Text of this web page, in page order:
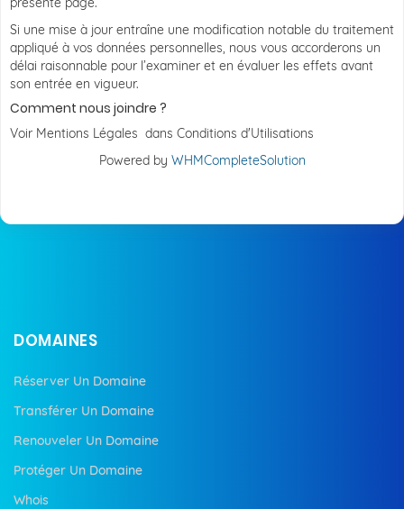
Si une mise à jour entraîne une modification notable du traitement
appliqué à vos données personnelles, nous vous accorderons un
délai raisonnable pour l’examiner et en évaluer les effets avant
son entrée en vigueur.
Comment nous joindre ?
Voir Mentions Légales dans Conditions d'Utilisations
Powered by WHMCompleteSolution
DOMAINES
Réserver Un Domaine
Transférer Un Domaine
Renouveler Un Domaine
Protéger Un Domaine
Whois